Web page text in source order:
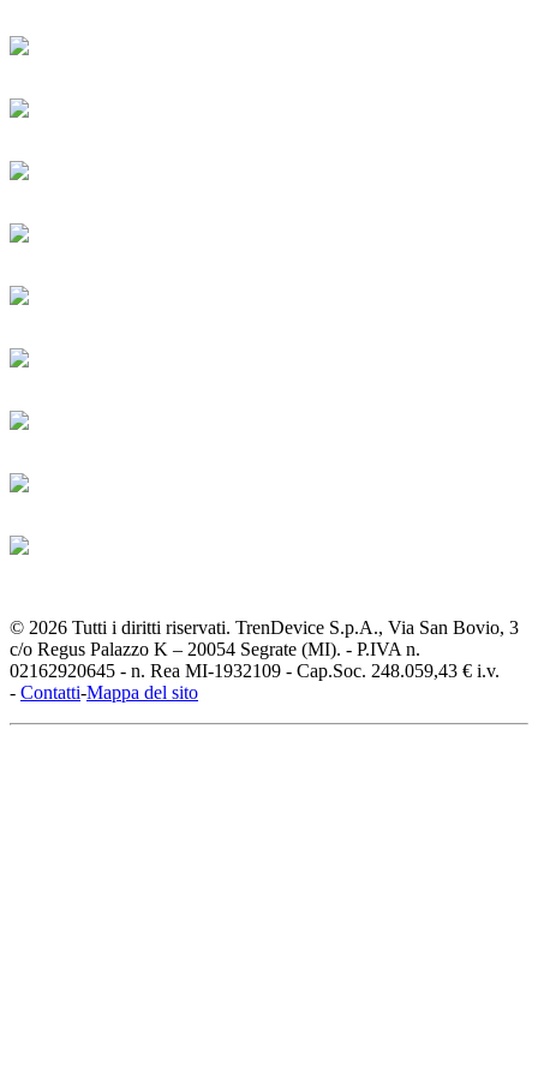
© 2026 Tutti i diritti riservati. TrenDevice S.p.A., Via San Bovio, 3
c/o Regus Palazzo K – 20054 Segrate (MI). - P.IVA n.
02162920645 - n. Rea MI-1932109 - Cap.Soc. 248.059,43 € i.v.
- Contatti-Mappa del sito